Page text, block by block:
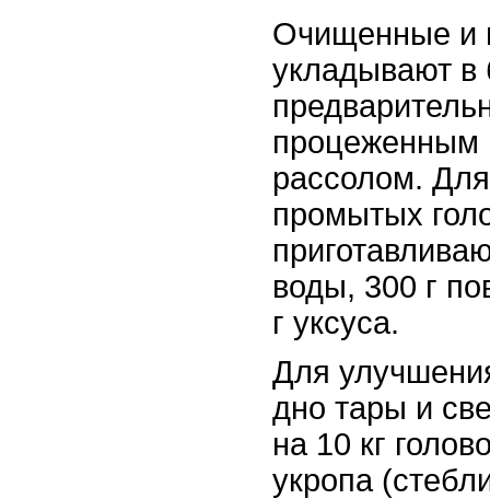
Очищенные и
укладывают в
рассолом.
промытых
воды, 300 г
г уксуса.
Для
дно тары и
на 10 кг
укропа